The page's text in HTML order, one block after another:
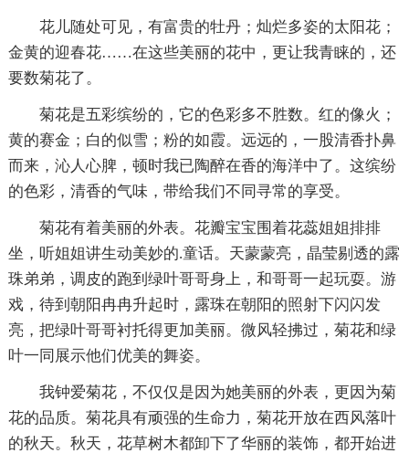
花儿随处可见，有富贵的牡丹；灿烂多姿的太阳花；
金黄的迎春花……在这些美丽的花中，更让我青睐的，还
要数菊花了。
菊花是五彩缤纷的，它的色彩多不胜数。红的像火；
黄的赛金；白的似雪；粉的如霞。远远的，一股清香扑鼻
而来，沁人心脾，顿时我已陶醉在香的海洋中了。这缤纷
的色彩，清香的气味，带给我们不同寻常的享受。
菊花有着美丽的外表。花瓣宝宝围着花蕊姐姐排排
坐，听姐姐讲生动美妙的.童话。天蒙蒙亮，晶莹剔透的露
珠弟弟，调皮的跑到绿叶哥哥身上，和哥哥一起玩耍。游
戏，待到朝阳冉冉升起时，露珠在朝阳的照射下闪闪发
亮，把绿叶哥哥衬托得更加美丽。微风轻拂过，菊花和绿
叶一同展示他们优美的舞姿。
我钟爱菊花，不仅仅是因为她美丽的外表，更因为菊
花的品质。菊花具有顽强的生命力，菊花开放在西风落叶
的秋天。秋天，花草树木都卸下了华丽的装饰，都开始进